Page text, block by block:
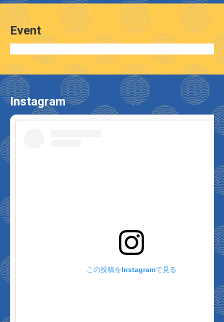
Event
Instagram
この投稿をInstagramで見る